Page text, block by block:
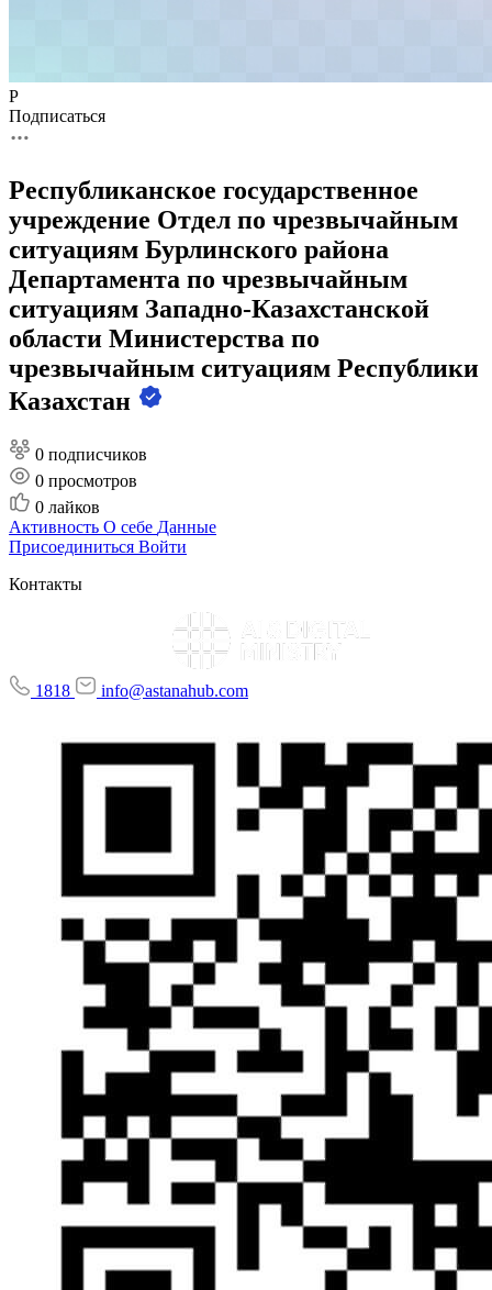
Р
Подписаться
Республиканское государственное
учреждение Отдел по чрезвычайным
ситуациям Бурлинского района
Департамента по чрезвычайным
ситуациям Западно-Казахстанской
области Министерства по
чрезвычайным ситуациям Республики
Казахстан
0 подписчиков
0 просмотров
0 лайков
Активность О себе Данные
Присоединиться Войти
Контакты
1818 info@astanahub.com